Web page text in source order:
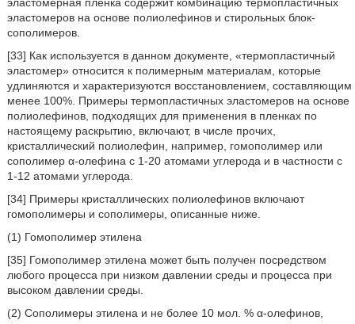
эластомерная пленка содержит комбинацию термопластичных
эластомеров на основе полиолефинов и стирольных блок-
сополимеров.
[33] Как используется в данном документе, «термопластичный
эластомер» относится к полимерным материалам, которые
удлиняются и характеризуются восстановлением, составляющим
менее 100%. Примеры термопластичных эластомеров на основе
полиолефинов, подходящих для применения в пленках по
настоящему раскрытию, включают, в числе прочих,
кристаллический полиолефин, например, гомополимер или
сополимер α-олефина с 1-20 атомами углерода и в частности с
1-12 атомами углерода.
[34] Примеры кристаллических полиолефинов включают
гомополимеры и сополимеры, описанные ниже.
(1) Гомополимер этилена
[35] Гомополимер этилена может быть получен посредством
любого процесса при низком давлении среды и процесса при
высоком давлении среды.
(2) Сополимеры этилена и не более 10 мол. % α-олефинов,